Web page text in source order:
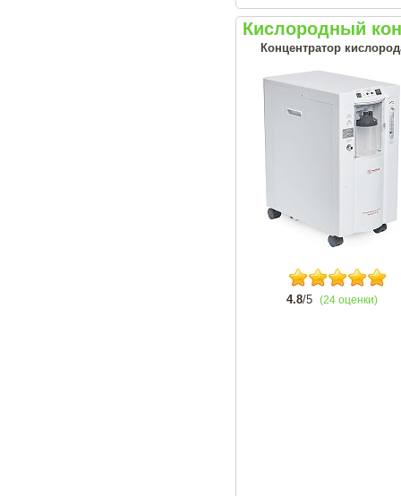
Кислородный
Концентратор
4.8/5 (24 оценки)